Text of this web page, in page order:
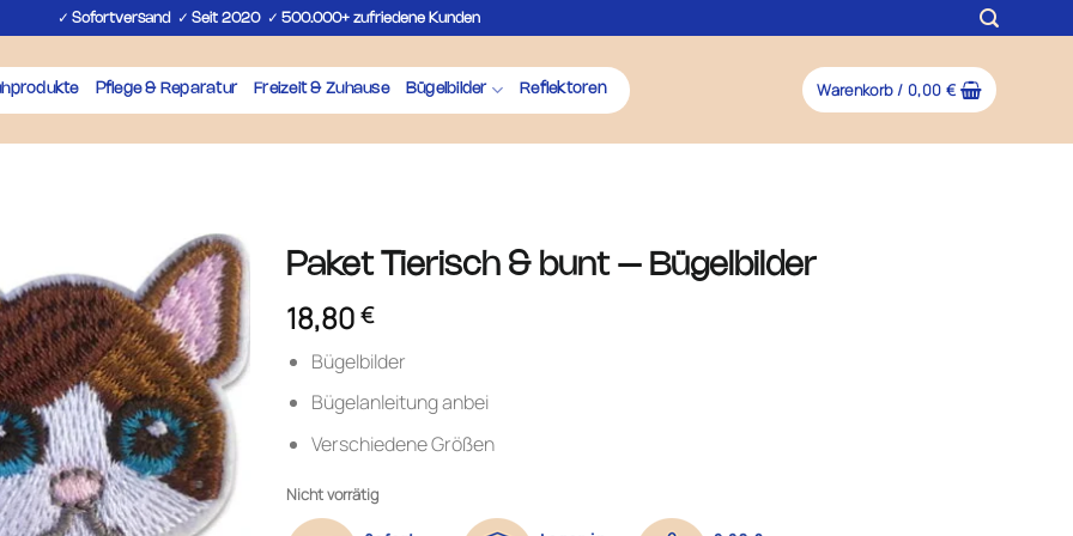
✓ Sofortversand✓ Seit 2020✓ 500.000+ zufriedene Kunden
Pflege & Reparatur Freizeit & Zuhause Bügelbilder Reflektoren Warenkorb / 0,00 €
Paket Tierisch & bunt – Bügelbilder
18,80 €
Bügelbilder
Bügelanleitung anbei
Verschiedene Größen
Nicht vorrätig